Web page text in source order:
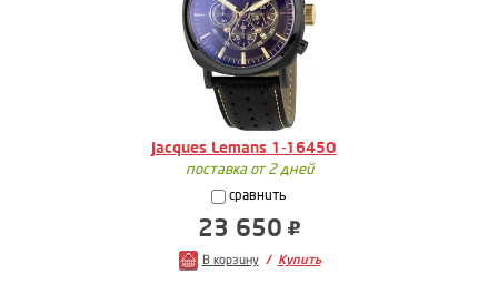
Jacques Lemans 1-1645O
поставка от 2 дней
сравнить
23 650
В корзину Купить